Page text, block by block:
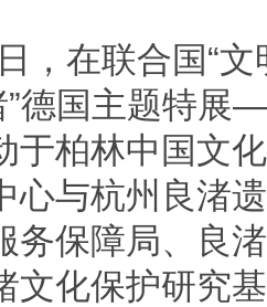
，在联合国“
”德国主题特
于柏林中国文
心与杭州良渚
务保障局、良
文化保护研究